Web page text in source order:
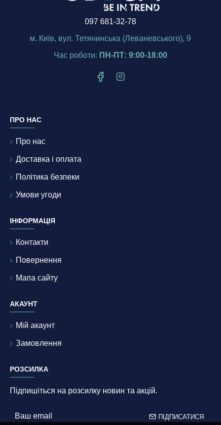
097 681-32-78
м. Київ, вул. Тетянинська (Леваневського), 9
Час роботи: ПН-ПТ: 9:00-18:00
ПРО НАС
Про нас
Доставка і оплата
Політика безпеки
Умови угоди
ІНФОРМАЦІЯ
Контакти
Повернення
Мапа сайту
АКАУНТ
Мій акаунт
Замовлення
РОЗСИЛКА
Підпишіться на розсилку новин та акцій.
ПІДПИСАТИСЯ